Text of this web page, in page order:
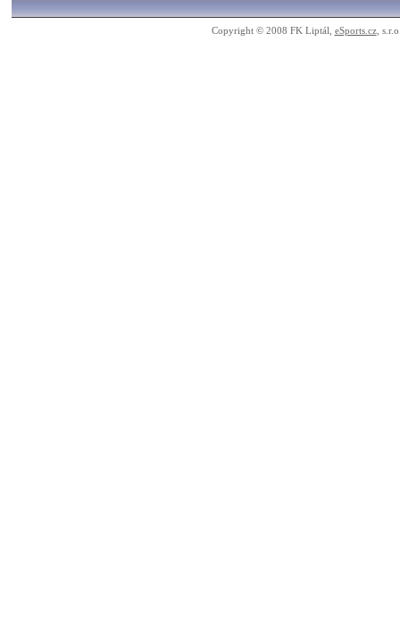
Copyright © 2008 FK Liptál, eSports.cz,